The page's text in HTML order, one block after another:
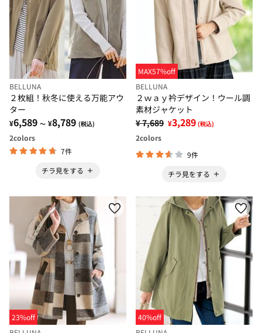
BELLUNA
２枚組！秋冬に使える万能アウ
ター
¥6,589 ～ ¥8,789 (税込)
2colors
7件
チラ見をする
MAX57%off
BELLUNA
２ｗａｙ衿デザイン！ウール調
素材ジャケット
¥ 7,689 ¥3,289 (税込)
2colors
9件
チラ見をする
23%off
40%off